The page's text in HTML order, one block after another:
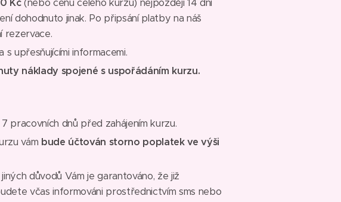
Kč(nebo cenu celého kurzu) nejpozději 14 dní
dohodnuto jinak. Po připsání platby na náš
rezervace.
upřesňujícími informacemi.
náklady spojené s uspořádáním kurzu.
7 pracovních dnů před zahájením kurzu.
vám bude účtován storno poplatek ve výši
důvodů Vám je garantováno, že již
včas informováni prostřednictvím sms nebo